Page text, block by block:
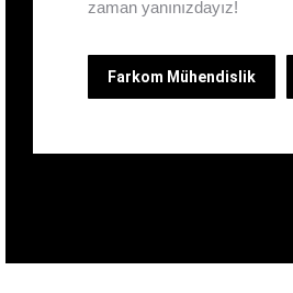
zaman yanınızdayız!
Farkom Mühendislik